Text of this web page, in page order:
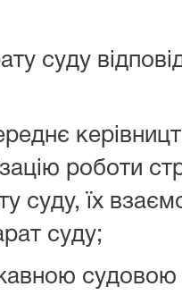
суду
роботи
суду, їх
суду;
судовою